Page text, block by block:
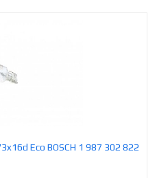
Eco BOSCH 1 987 302 822